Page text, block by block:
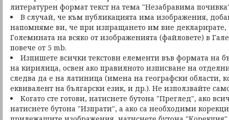
литературен формат текст на тема "Незабравима
В случай, че към публикацията има изображения,
напомняме ви, че при изпращането им вие декларирате,
Големината на всяко от изображенията (файловете) в
повече от 5 mb.
Изпишете всички текстови елементи във формата на
на кирилица, освен ако правилното изписване на
следва да е на латиница (имена на географски области,
еквивалент на български език, и др.). Не използвайте
Когато сте готови, натиснете бутона "Преглед", ако
натиснете бутона "Изпрати", а ако са необходими